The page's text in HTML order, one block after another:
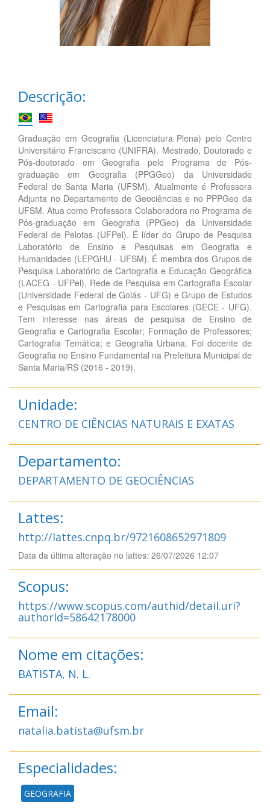
Descrição:
Graduação em Geografia (Licenciatura Plena) pelo Centro
Universitário Franciscano (UNIFRA). Mestrado, Doutorado e
Pós-doutorado em Geografia pelo Programa de Pós-
graduação em Geografia (PPGGeo) da Universidade
Federal de Santa Maria (UFSM). Atualmente é Professora
Adjunta no Departamento de Geociências e no PPPGeo da
UFSM. Atua como Professora Colaboradora no Programa de
Pós-graduação em Geografia (PPGeo) da Universidade
Federal de Pelotas (UFPel). É líder do Grupo de Pesquisa
Laboratório de Ensino e Pesquisas em Geografia e
Humanidades (LEPGHU - UFSM). É membra dos Grupos de
Pesquisa Laboratório de Cartografia e Educação Geográfica
(LACEG - UFPel), Rede de Pesquisa em Cartografia Escolar
(Universidade Federal de Goiás - UFG) e Grupo de Estudos
e Pesquisas em Cartografia para Escolares (GECE - UFG).
Tem interesse nas áreas de pesquisa de Ensino de
Geografia e Cartografia Escolar; Formação de Professores;
Cartografia Temática; e Geografia Urbana. Foi docente de
Geografia no Ensino Fundamental na Prefeitura Municipal de
Santa Maria/RS (2016 - 2019).
Unidade:
CENTRO DE CIÊNCIAS NATURAIS E EXATAS
Departamento:
DEPARTAMENTO DE GEOCIÊNCIAS
Lattes:
http://lattes.cnpq.br/9721608652971809
Data da última alteração no lattes: 26/07/2026 12:07
Scopus:
https://www.scopus.com/authid/detail.uri?
authorId=58642178000
Nome em citações:
BATISTA, N. L.
Email:
natalia.batista@ufsm.br
Especialidades:
GEOGRAFIA